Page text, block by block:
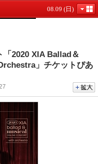
08.09 (日)
2020 XIA Ballad＆
」チケットぴあ